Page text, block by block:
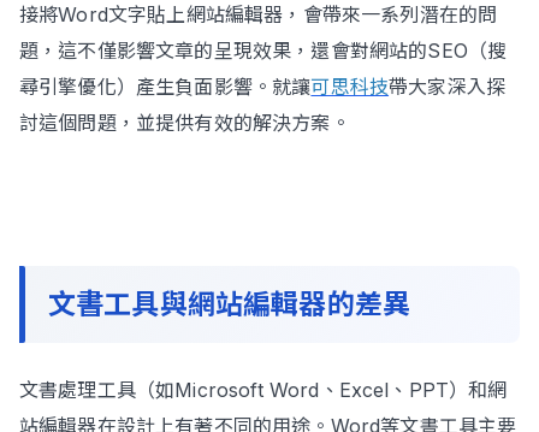
接將Word文字貼上網站編輯器，會帶來一系列潛在的問
題，這不僅影響文章的呈現效果，還會對網站的SEO（搜
尋引擎優化）產生負面影響。就讓可思科技帶大家深入探
討這個問題，並提供有效的解決方案。
文書工具與網站編輯器的差異
文書處理工具（如Microsoft Word、Excel、PPT）和網
站編輯器在設計上有著不同的用途。Word等文書工具主要